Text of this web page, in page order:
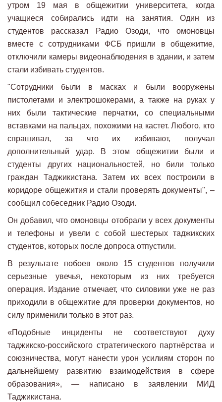
утром 19 мая в общежитии университета, когда
учащиеся собирались идти на занятия. Один из
студентов рассказал Радио Озоди, что омоновцы
вместе с сотрудниками ФСБ пришли в общежитие,
отключили камеры видеонаблюдения в здании, и затем
стали избивать студентов.
"Сотрудники были в масках и были вооружены
пистолетами и электрошокерами, а также на руках у
них были тактические перчатки, со специальными
вставками на пальцах, похожими на кастет. Любого, кто
спрашивал, за что их избивают, получал
дополнительный удар. В этом общежитии были и
студенты других национальностей, но били только
граждан Таджикистана. Затем их всех построили в
коридоре общежития и стали проверять документы", –
сообщил собеседник Радио Озоди.
Он добавил, что омоновцы отобрали у всех документы
и телефоны и увели с собой шестерых таджикских
студентов, которых после допроса отпустили.
В результате побоев около 15 студентов получили
серьезные увечья, некоторым из них требуется
операция. Издание отмечает, что силовики уже не раз
приходили в общежитие для проверки документов, но
силу применили только в этот раз.
«Подобные инциденты не соответствуют духу
таджикско-российского стратегического партнёрства и
союзничества, могут нанести урон усилиям сторон по
дальнейшему развитию взаимодействия в сфере
образования», — написано в заявлении МИД
Таджикистана.